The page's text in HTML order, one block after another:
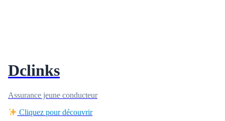
Dclinks
Assurance jeune conducteur
Cliquez pour découvrir